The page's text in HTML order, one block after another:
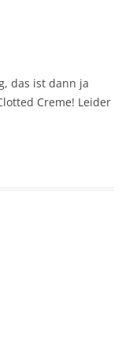
das ist dann ja
Creme! Leider